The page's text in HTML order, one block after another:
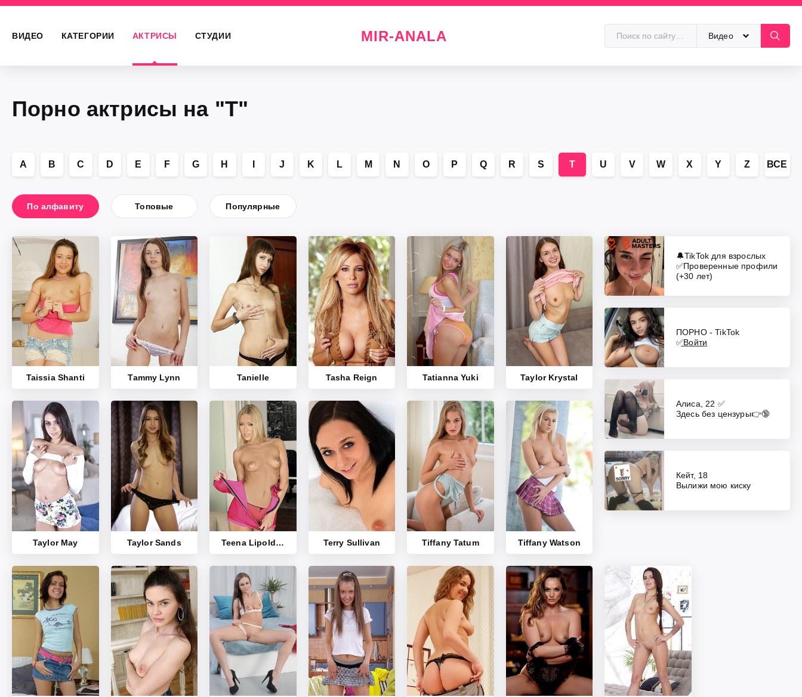
ВИДЕО КАТЕГОРИИ АКТРИСЫ СТУДИИ MIR-ANALA Видео
Порно актрисы на "T"
A B C D E F G H J K L M N O P Q R S T U V W X Y Z ВСЕ
По алфавиту Топовые Популярные
🔔TikTok для взрослых
✅Проверенные профили
(+30 лет)
ПОРНО - TikTok
✅͟В͟о͟й͟т͟и
Алиса, 22 ✅
Здесь без цензуры👉🔞
Кейт, 18
Вылижи мою киску
Taissia Shanti Tammy Lynn Tanielle Tasha Reign Tatianna Yuki Taylor Krystal
Taylor May Taylor Sands Teena Lipoldino Terry Sullivan Tiffany Tatum Tiffany Watson